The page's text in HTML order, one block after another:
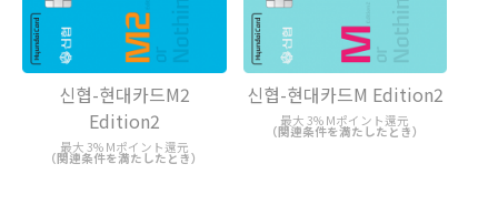
신협-현대카드M2
Edition2
最大 3% Mポイント還元
（関連条件を満たしたとき）
신협-현대카드M Edition2
最大 3% Mポイント還元
（関連条件を満たしたとき）